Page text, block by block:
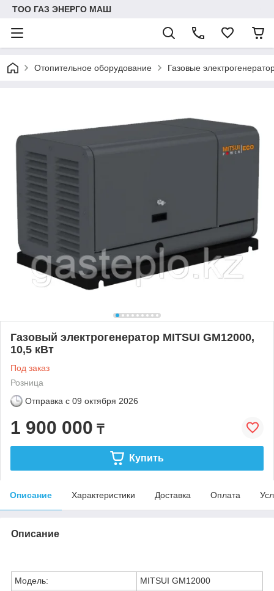
ТОО ГАЗ ЭНЕРГО МАШ
Отопительное оборудование Газовые
Газовый электрогенератор MITSUI GM12000,
10,5 кВт
Под заказ
Розница
Отправка с 09 октября 2026
1 900 000 ₸
Купить
Описание Характеристики Доставка Оплата
Описание
Модель:
MITSUI GM12000